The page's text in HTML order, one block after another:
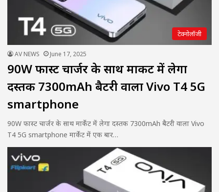
टेक्नोलॉजी
AV NEWS June 17, 2025
90W फास्ट चार्जर के साथ मार्केट में लेगा
दस्तक 7300mAh बैटरी वाला Vivo T4 5G
smartphone
90W फास्ट चार्जर के साथ मार्केट में लेगा दस्तक 7300mAh बैटरी वाला Vivo
T4 5G smartphone मार्केट में एक बार…